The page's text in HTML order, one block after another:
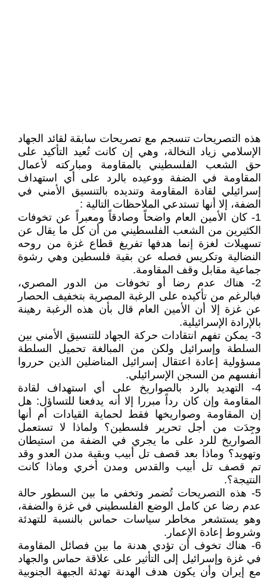
هذه التصريحات تنسجم مع تصريحات سابقة لقائد الجهاد
الإسلامي زياد النخالة، وهي إن كانت تُعيد التأكيد على
حق الشعب الفلسطيني بالمقاومة ومباركته لأعمال
المقاومة في الضفة ووعيده بالرد على أي استهداف
إسرائيلي لقادة المقاومة وتنديده بالتنسيق الأمني في
الضفة، إلا أنها تستدعي الملاحظات التالية :
1- كان الأمين العام واضحاً وصادقاً ومعبراً عن تخوفات
الكثيرين من الشعب الفلسطيني من أن كل ما يقال عن
تسهيلات لغزة إنما هدفها تفريغ قطاع غزة من روحه
النضالية وتكريس فصله عن بقية فلسطين وهي رشوة
جماعية مقابل وقف المقاومة.
2- هناك عدم رضا أو تخوفات من الدور المصري،
فبالرغم من تأكيده على الرغبة المصرية بتخفيف الحصار
عن غزة إلا أن الأمين العام قال بأن هذه الرغبة رهينة
بالإرادة الإسرائيلية.
3- يمكن تفهم انتقادات حركة الجهاد للتنسيق الأمني بين
السلطة وإسرائيل ولكن من المبالغة تحميل السلطة
مسؤولية إعادة اعتقال إسرائيل المناضلين الذين حرروا
أنفسهم من السجن الإسرائيلي.
4- التهديد بالرد بالصواريخ على أي استهداف لقادة
المقاومة وإن كان رداً مبررا إلا أنه يدفعنا للتساؤل: هل
إن المقاومة وصواريخها فقط لحماية القيادات أم أنها
وجِدَت من أجل تحرير فلسطين؟ ولماذا لا تستعمل
الصواريخ للرد على ما يجري في الضفة من استيطان
وتهويد؟ وماذا بعد قصف تل أبيب وبقية مدن العدو وقد
تم قصف تل أبيب والقدس ومدن أخري وماذا كانت
النتيجة؟.
5- هذه التصريحات تُضمر وتخفي ما بين السطور حالة
عدم رضا عن كامل الوضع الفلسطيني في غزة والضفة،
وهو يستشعر مخاطر سياسات حماس بالنسبة للتهدئة
وشروط إعادة الإعمار.
6- هناك تخوف أن تؤدي هدنة ما بين فصائل المقاومة
في غزة وإسرائيل إلى التأثير على علاقة حماس والجهاد
مع إيران وأن يكون هدف الهدنة تهدئة الجبهة الجنوبية